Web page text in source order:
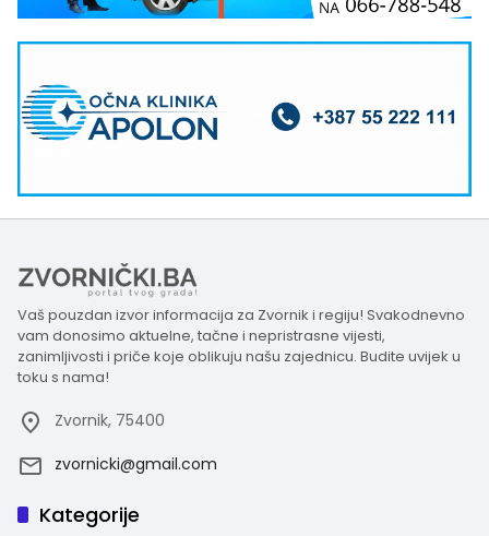
Vaš pouzdan izvor informacija za Zvornik i regiju! Svakodnevno
vam donosimo aktuelne, tačne i nepristrasne vijesti,
zanimljivosti i priče koje oblikuju našu zajednicu. Budite uvijek u
toku s nama!
Zvornik, 75400
zvornicki@gmail.com
Kategorije